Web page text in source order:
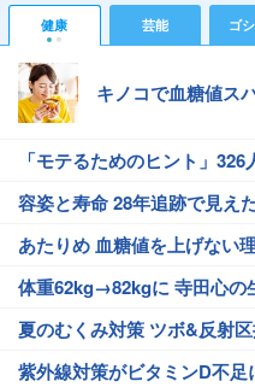
健康 芸能 ゴ
キノコで血糖値ス
「モテるためのヒント」326
容姿と寿命 28年追跡で見え
あたりめ 血糖値を上げない
体重62kg→82kgに 寺田心の
夏のむくみ対策 ツボ&反射
紫外線対策がビタミンD不足